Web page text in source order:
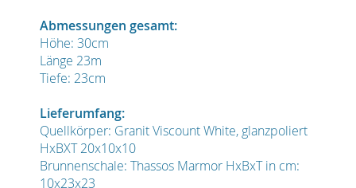
Abmessungen gesamt:
Höhe: 30cm
Länge 23m
Tiefe: 23cm
Lieferumfang:
Quellkörper: Granit Viscount White, glanzpoliert
HxBXT 20x10x10
Brunnenschale: Thassos Marmor HxBxT in cm:
10x23x23